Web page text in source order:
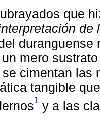
que
de
mero
cimentan las
tangible
1 y a las